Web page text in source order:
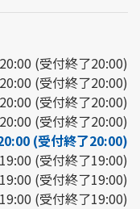
(受付終了20:00)
(受付終了20:00)
(受付終了20:00)
(受付終了20:00)
(受付終了20:00)
(受付終了19:00)
(受付終了19:00)
(受付終了19:00)